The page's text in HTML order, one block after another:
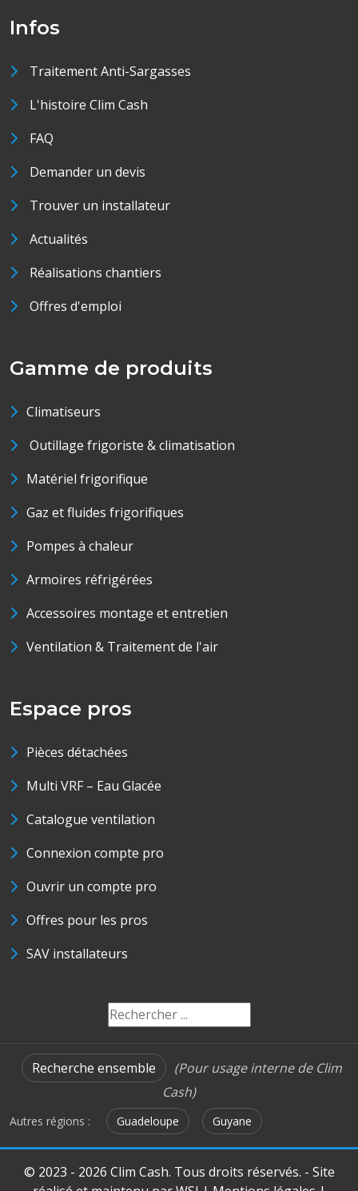
Infos
Traitement Anti-Sargasses
L'histoire Clim Cash
FAQ
Demander un devis
Trouver un installateur
Actualités
Réalisations chantiers
Offres d'emploi
Gamme de produits
Climatiseurs
Outillage frigoriste & climatisation
Matériel frigorifique
Gaz et fluides frigorifiques
Pompes à chaleur
Armoires réfrigérées
Accessoires montage et entretien
Ventilation & Traitement de l'air
Espace pros
Pièces détachées
Multi VRF – Eau Glacée
Catalogue ventilation
Connexion compte pro
Ouvrir un compte pro
Offres pour les pros
SAV installateurs
Recherche ensemble
(Pour usage interne de Clim
Cash)
Autres régions : Guadeloupe Guyane
© 2023 - 2026 Clim Cash. Tous droits réservés. - Site